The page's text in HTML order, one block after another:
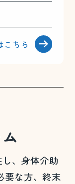
こちら
、身体介助
要な方、終末